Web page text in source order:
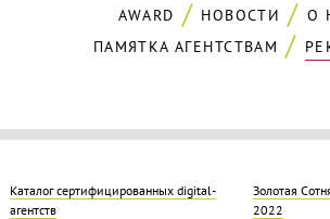
AWARD
НОВОСТИ
О
ПАМЯТКА АГЕНТСТВАМ
Каталог сертифицированных digital-
агентств
Золотая
2022